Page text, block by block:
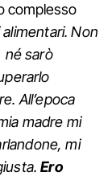
complesso
Non
né sarò
All’epoca
madre mi
mi
Ero